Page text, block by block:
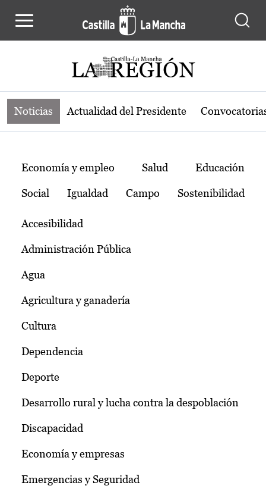
Noticias de la región de Castilla-La
Noticias Actualidad del Presidente
Temas
Economía y empleo Salud Educación
Social Igualdad Campo Sostenibilidad
Accesibilidad
Administración Pública
Agua
Agricultura y ganadería
Cultura
Dependencia
Deporte
Desarrollo rural y lucha contra la despoblación
Discapacidad
Economía y empresas
Emergencias y Seguridad